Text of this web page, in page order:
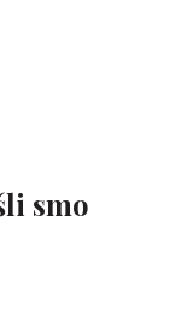
smo